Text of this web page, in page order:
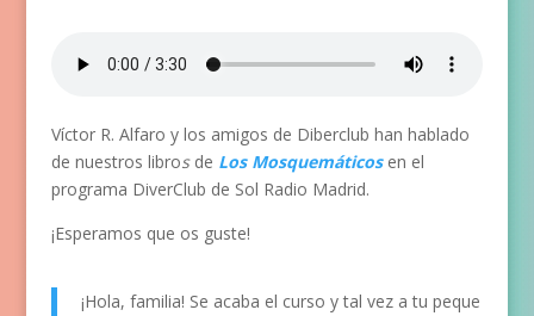
Víctor R. Alfaro y los amigos de Diberclub han hablado
de nuestros libros de Los Mosquemáticos en el
programa DiverClub de Sol Radio Madrid.
¡Esperamos que os guste!
¡Hola, familia! Se acaba el curso y tal vez a tu peque